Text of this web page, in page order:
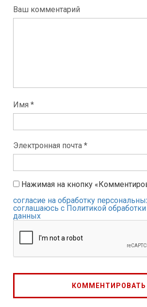
Ваш комментарий
Имя *
Электронная почта *
Нажимая на кнопку
согласие на обработку
соглашаюсь с Политикой
данных